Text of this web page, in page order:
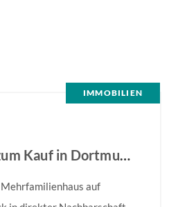
IMMOBILIEN
Jetzt neu: Haus zum Kauf in Dortmund
auf